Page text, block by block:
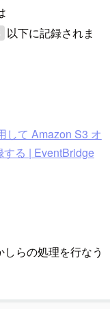
以下に記録されま
して Amazon S3 オ
る | EventBridge
らの処理を行なう